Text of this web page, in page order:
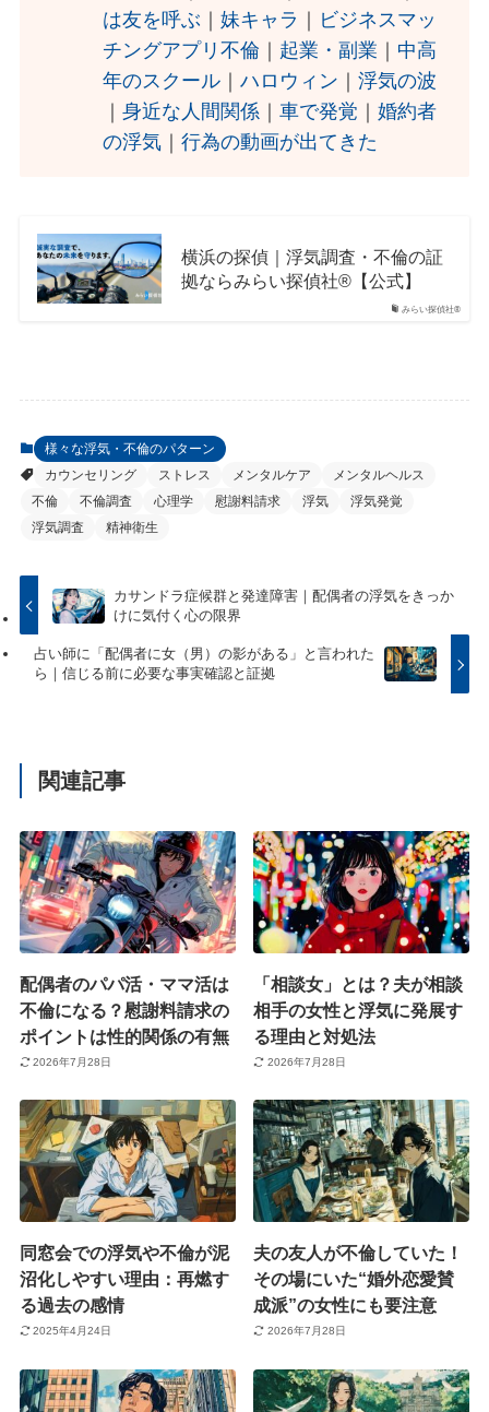
は友を呼ぶ ｜妹キャラ ｜ ビジネスマッ
チングアプリ不倫 ｜ 起業・副業 ｜ 中高
年のスクール ｜ハロウィン ｜浮気の波
｜身近な人間関係 ｜車で発覚 ｜婚約者
の浮気 ｜行為の動画が出てきた
みらい探偵社®︎
横浜の探偵｜浮気調査・不倫の証
拠ならみらい探偵社®︎【公式】
様々な浮気・不倫のパターン
カウンセリング
ストレス メンタルケア
メンタルヘルス
不倫
不倫調査 心理学 慰謝料請求 浮気
浮気発覚
浮気調査
精神衛生
カサンドラ症候群と発達障害｜配偶者の浮気をきっか
けに気付く心の限界
占い師に「配偶者に女（男）の影がある」と言われた
ら｜信じる前に必要な事実確認と証拠
関連記事
配偶者のパパ活・ママ活は
不倫になる？慰謝料請求の
ポイントは性的関係の有無
2026年7月28日
「相談女」とは？夫が相談
相手の女性と浮気に発展す
る理由と対処法
2026年7月28日
同窓会での浮気や不倫が泥
沼化しやすい理由：再燃す
る過去の感情
2025年4月24日
夫の友人が不倫していた！
その場にいた“婚外恋愛賛
成派”の女性にも要注意
2026年7月28日